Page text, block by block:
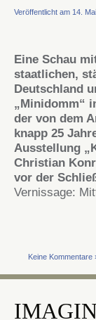
Veröffentlicht am 14.
Eine Schau
staatlichen,
Deutschland
„Minidomm“
der von dem
knapp 25
Ausstellung
Christian
vor der
Vernissage:
Keine Kommentare